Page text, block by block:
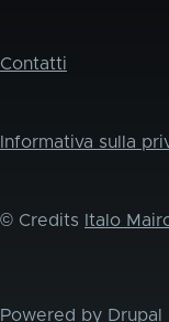
Contatti
Informativa sulla
© Credits Italo
Powered by Drupal